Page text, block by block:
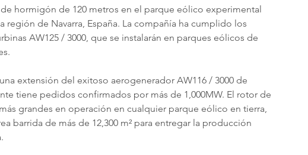
hormigón de 120 metros en el parque eólico experimental
de Navarra, España. La compañía ha cumplido los
AW125 / 3000, que se instalarán en parques eólicos de
extensión del exitoso aerogenerador AW116 / 3000 de
tiene pedidos confirmados por más de 1,000MW. El rotor de
grandes en operación en cualquier parque eólico en tierra,
barrida de más de 12,300 m² para entregar la producción